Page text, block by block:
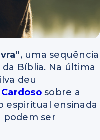
, uma sequência
Bíblia. Na última
deu
sobre a
espiritual ensinada
podem ser